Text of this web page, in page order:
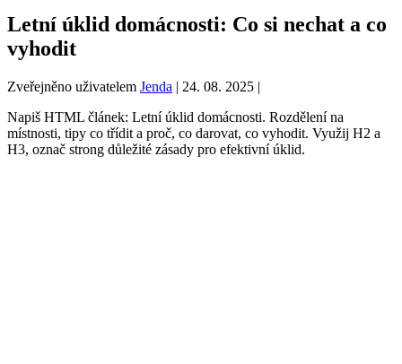
Letní úklid domácnosti: Co si nechat a co
vyhodit
Zveřejněno uživatelem Jenda | 24. 08. 2025 |
Napiš HTML článek: Letní úklid domácnosti. Rozdělení na
místnosti, tipy co třídit a proč, co darovat, co vyhodit. Využij H2 a
H3, označ strong důležité zásady pro efektivní úklid.